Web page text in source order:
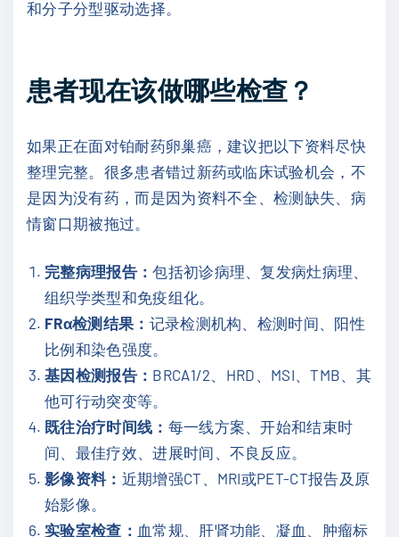
和分子分型驱动选择。
患者现在该做哪些检查？
如果正在面对铂耐药卵巢癌，建议把以下资料尽快
整理完整。很多患者错过新药或临床试验机会，不
是因为没有药，而是因为资料不全、检测缺失、病
情窗口期被拖过。
完整病理报告：包括初诊病理、复发病灶病理、
组织学类型和免疫组化。
FRα检测结果： 记录检测机构、检测时间、阳性
比例和染色强度。
基因检测报告： BRCA1/2、HRD、MSI、TMB、其
他可行动突变等。
既往治疗时间线： 每一线方案、开始和结束时
间、最佳疗效、进展时间、不良反应。
影像资料： 近期增强CT、MRI或PET-CT报告及原
始影像。
实验室检查： 血常规、肝肾功能、凝血、肿瘤标